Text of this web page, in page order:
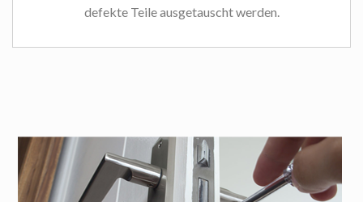
defekte Teile ausgetauscht werden.